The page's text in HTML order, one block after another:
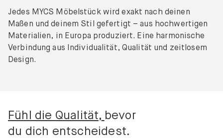
Jedes MYCS Möbelstück wird exakt nach deinen
Maßen und deinem Stil gefertigt – aus hochwertigen
Materialien, in Europa produziert. Eine harmonische
Verbindung aus Individualität, Qualität und zeitlosem
Design.
Fühl die Qualität, bevor
du dich entscheidest.